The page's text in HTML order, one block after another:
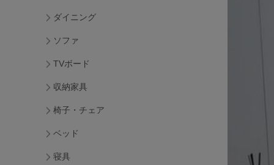
ダイニング
ソファ
TVボード
収納家具
椅子・チェア
ベッド
寝具